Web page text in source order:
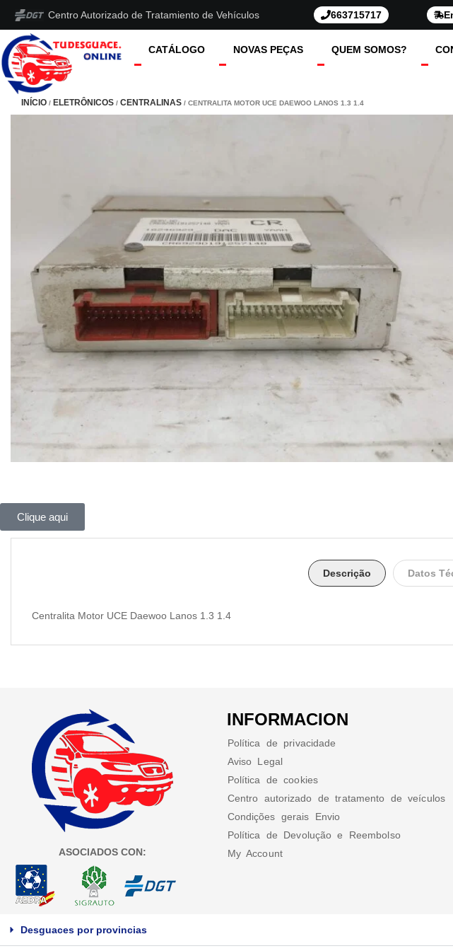
Centro Autorizado de Tratamiento de Vehículos 663715717
CATÁLOGO NOVAS PEÇAS QUEM SOMOS?
INÍCIO / ELETRÔNICOS / CENTRALINAS / CENTRALITA MOTOR UCE DAEWOO LANOS 1.3 1.4
Clique aqui
Descrição Datos
Centralita Motor UCE Daewoo Lanos 1.3 1.4
ASOCIADOS CON:
INFORMACION
Política de privacidade
Aviso Legal
Política de cookies
Centro autorizado de tratamento de veículos
Condições gerais Envio
Política de Devolução e Reembolso
My Account
Desguaces por provincias